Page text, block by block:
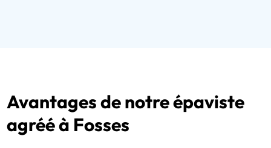
Avantages de notre épaviste
agréé à Fosses